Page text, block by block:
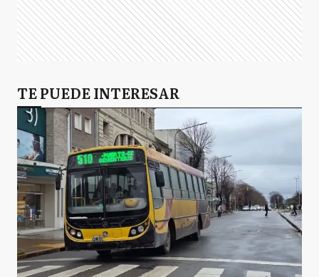
TE PUEDE INTERESAR